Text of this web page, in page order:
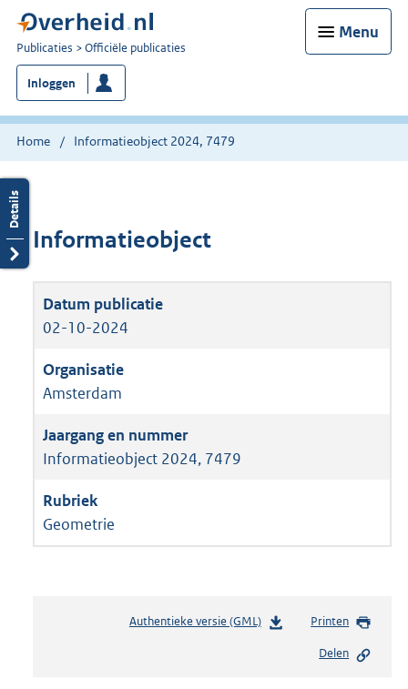
Menu
U
bent
nu
hier:
Publicaties Officiële publicaties
Inloggen
Home Informatieobject 2024, 7479
Informatieobject
02-10-2024
Amsterdam
Informatieobject 2024, 7479
Geometrie
Authentieke versie (GML)b
Printen
Delen